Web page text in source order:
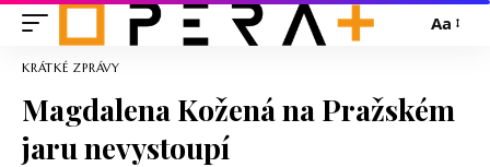
Aa
KRÁTKÉ ZPRÁVY
Magdalena Kožená na Pražském
jaru nevystoupí